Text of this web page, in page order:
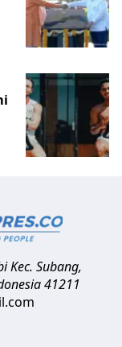
Kec. Subang,
41211